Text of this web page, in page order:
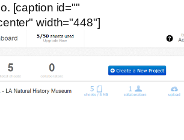
[caption id=""
width="448"]